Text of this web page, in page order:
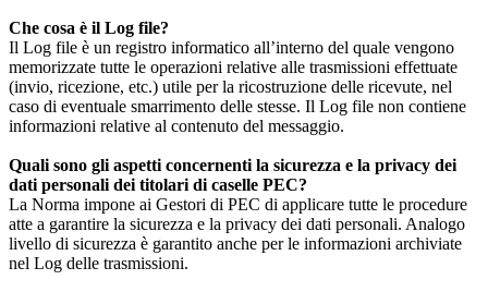
Che cosa è il Log file?
Il Log file è un registro informatico all’interno del quale vengono
memorizzate tutte le operazioni relative alle trasmissioni effettuate
(invio, ricezione, etc.) utile per la ricostruzione delle ricevute, nel
caso di eventuale smarrimento delle stesse. Il Log file non contiene
informazioni relative al contenuto del messaggio.
Quali sono gli aspetti concernenti la sicurezza e la privacy dei
dati personali dei titolari di caselle PEC?
La Norma impone ai Gestori di PEC di applicare tutte le procedure
atte a garantire la sicurezza e la privacy dei dati personali. Analogo
livello di sicurezza è garantito anche per le informazioni archiviate
nel Log delle trasmissioni.